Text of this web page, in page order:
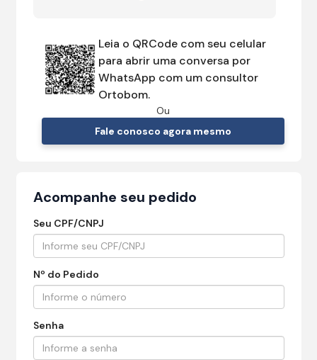
Leia o QRCode com seu celular
para abrir uma conversa por
WhatsApp com um consultor
Ortobom.
Ou
Fale conosco agora mesmo
Acompanhe seu pedido
Seu CPF/CNPJ
Nº do Pedido
Senha